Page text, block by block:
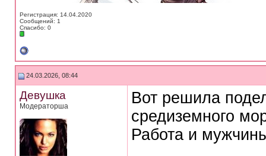
Регистрация: 14.04.2020
Сообщений: 1
Спасибо: 0
24.03.2026, 08:44
Девушка
Модераторша
Вот решила
средиземного
Работа и